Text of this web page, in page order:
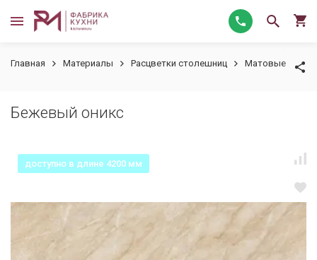
Главная Материалы Расцветки столешниц Матовые
Бежевый оникс
доступно в длине 4200 мм